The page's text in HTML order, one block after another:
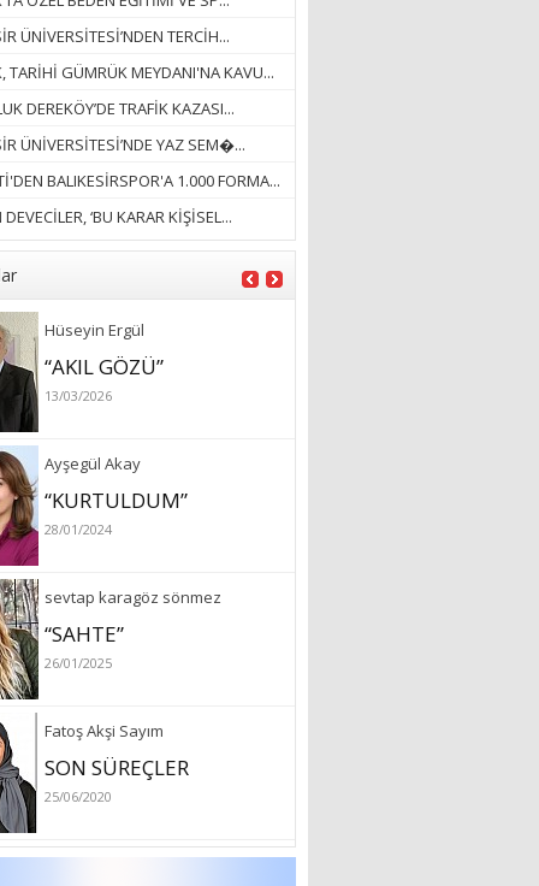
ÜNİVERSİTESİ’NDEN TERCİH...
TARİHİ GÜMRÜK MEYDANI'NA KAVU...
DEREKÖY’DE TRAFİK KAZASI...
ÜNİVERSİTESİ’NDE YAZ SEM�...
BALIKESİRSPOR'A 1.000 FORMA...
‘BU KARAR KİŞİSEL...
İlknur Solmaz Çoban
“DOĞANIN GÜLEÇ
ÖZLERKEN…”
23/11/2025
“Ne çok şey oldu
unutulmaması gereken”
Hüseyin Ergül
“AKIL GÖZÜ”
13/03/2026
Ayşegül Akay
“KURTULDUM”
28/01/2024
sevtap karagöz sönmez
“SAHTE”
26/01/2025
Fatoş Akşi Sayım
SON SÜREÇLER
25/06/2020
özlem arslan